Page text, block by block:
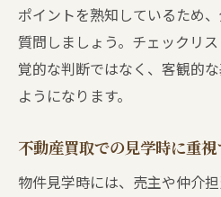
ポイントを熟知しているため
質問しましょう。チェックリ
覚的な判断ではなく、客観的
ようになります。
不動産買取での見学時に重
物件見学時には、売主や仲介